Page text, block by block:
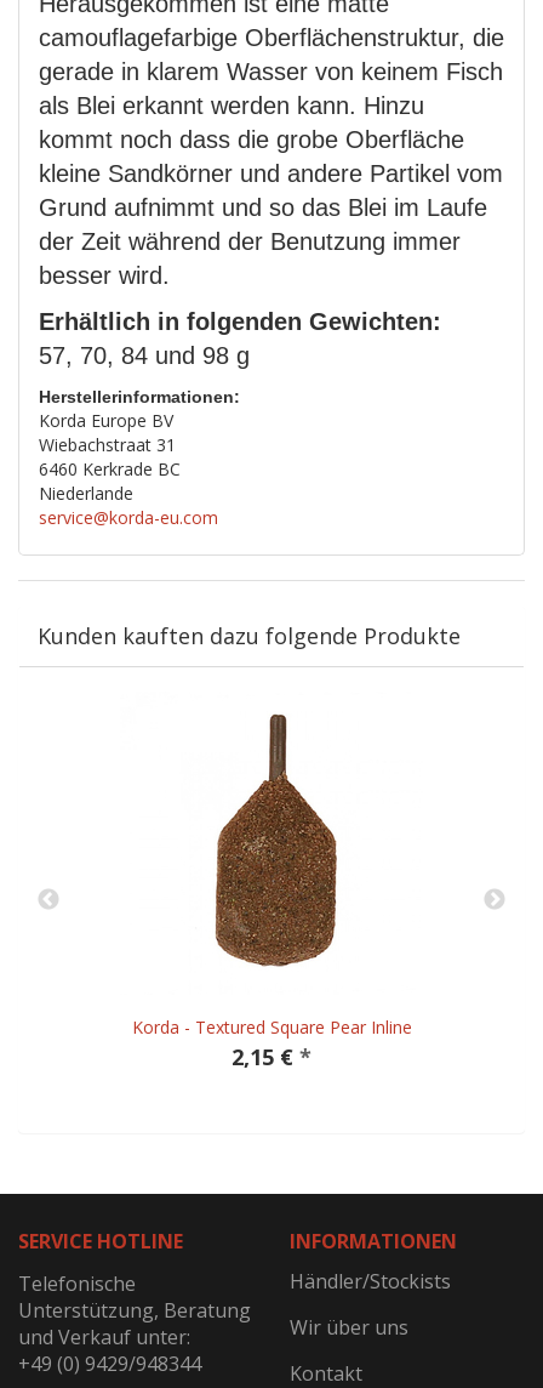
camouflagefarbige Oberflächenstruktur, die
gerade in klarem Wasser von keinem Fisch
als Blei erkannt werden kann. Hinzu
kommt noch dass die grobe Oberfläche
kleine Sandkörner und andere Partikel vom
Grund aufnimmt und so das Blei im Laufe
der Zeit während der Benutzung immer
besser wird.
Erhältlich in folgenden Gewichten:
57, 70, 84 und 98 g
Herstellerinformationen:
Korda Europe BV
Wiebachstraat 31
6460 Kerkrade BC
Niederlande
service@korda-eu.com
Kunden kauften dazu folgende Produkte
Korda - Textured Square Pear Inline
2,15 € *
SERVICE HOTLINE
Telefonische
Unterstützung, Beratung
und Verkauf unter:
+49 (0) 9429/948344
INFORMATIONEN
Händler/Stockists
Wir über uns
Kontakt